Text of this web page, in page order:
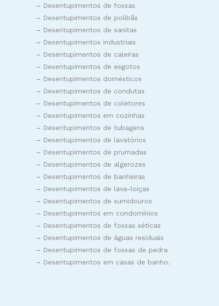
– Desentupimentos de fossas
– Desentupimentos de polibãs
– Desentupimentos de sanitas
– Desentupimentos industriais
– Desentupimentos de caleiras
– Desentupimentos de esgotos
– Desentupimentos domésticos
– Desentupimentos de condutas
– Desentupimentos de coletores
– Desentupimentos em cozinhas
– Desentupimentos de tubagens
– Desentupimentos de lavatórios
– Desentupimentos de prumadas
– Desentupimentos de algerozes
– Desentupimentos de banheiras
– Desentupimentos de lava-loiças
– Desentupimentos de sumidouros
– Desentupimentos em condomínios
– Desentupimentos de fossas séticas
– Desentupimentos de águas residuais
– Desentupimentos de fossas de pedra
– Desentupimentos em casas de banho.